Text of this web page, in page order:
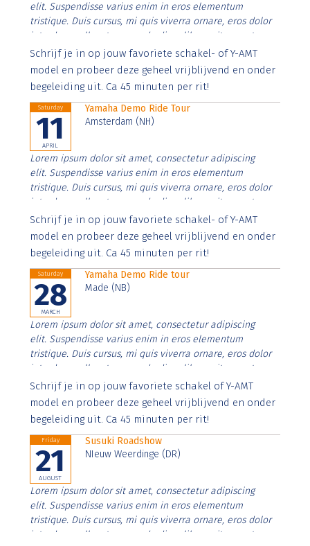
elit. Suspendisse varius enim in eros elementum
tristique. Duis cursus, mi quis viverra ornare, eros dolor
interdum nulla, ut commodo diam libero vitae erat.
Aenean faucibus nibh et justo cursus id rutrum lorem
imperdiet. Nunc ut sem vitae risus tristique posuere.
Schrijf je in op jouw favoriete schakel- of Y-AMT
model en probeer deze geheel vrijblijvend en onder
begeleiding uit. Ca 45 minuten per rit!
Saturday
11
APRIL
Yamaha Demo Ride Tour
Amsterdam (NH)
Lorem ipsum dolor sit amet, consectetur adipiscing
elit. Suspendisse varius enim in eros elementum
tristique. Duis cursus, mi quis viverra ornare, eros dolor
interdum nulla, ut commodo diam libero vitae erat.
Aenean faucibus nibh et justo cursus id rutrum lorem
imperdiet. Nunc ut sem vitae risus tristique posuere.
Schrijf je in op jouw favoriete schakel- of Y-AMT
model en probeer deze geheel vrijblijvend en onder
begeleiding uit. Ca 45 minuten per rit!
Saturday
28
MARCH
Yamaha Demo Ride tour
Made (NB)
Lorem ipsum dolor sit amet, consectetur adipiscing
elit. Suspendisse varius enim in eros elementum
tristique. Duis cursus, mi quis viverra ornare, eros dolor
interdum nulla, ut commodo diam libero vitae erat.
Aenean faucibus nibh et justo cursus id rutrum lorem
imperdiet. Nunc ut sem vitae risus tristique posuere.
Schrijf je in op jouw favoriete schakel of Y-AMT
model en probeer deze geheel vrijblijvend en onder
begeleiding uit. Ca 45 minuten per rit!
Friday
21
AUGUST
Susuki Roadshow
NIeuw Weerdinge (DR)
Lorem ipsum dolor sit amet, consectetur adipiscing
elit. Suspendisse varius enim in eros elementum
tristique. Duis cursus, mi quis viverra ornare, eros dolor
interdum nulla, ut commodo diam libero vitae erat.